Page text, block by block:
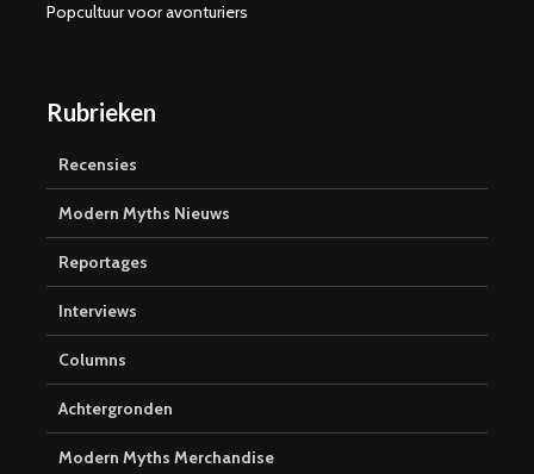
Popcultuur voor avonturiers
Rubrieken
Recensies
Modern Myths Nieuws
Reportages
Interviews
Columns
Achtergronden
Modern Myths Merchandise